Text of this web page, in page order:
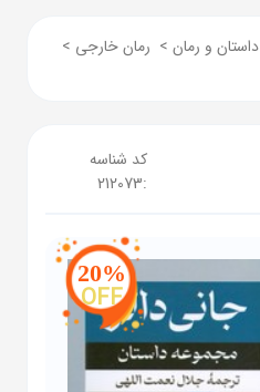
داستان و رمان > رمان خارجی >
کد شناسه
:
212073
20%
OFF